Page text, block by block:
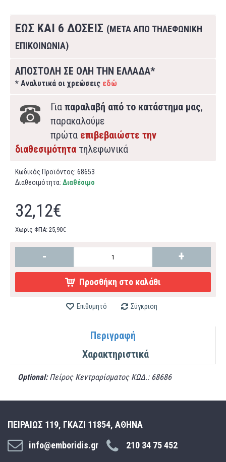
ΕΩΣ ΚΑΙ 6 ΔΟΣΕΙΣ (ΜΕΤΑ ΑΠΟ ΤΗΛΕΦΩΝΙΚΗ
ΕΠΙΚΟΙΝΩΝΙΑ)
ΑΠΟΣΤΟΛΗ ΣΕ ΟΛΗ ΤΗΝ ΕΛΛΑΔΑ*
* Αναλυτικά οι χρεώσεις εδώ
Για παραλαβή από το κατάστημα μας,
παρακαλούμε
πρώτα επιβεβαιώστε την
διαθεσιμότητα τηλεφωνικά
Κωδικός Προϊόντος: 68653
Διαθεσιμότητα: Διαθέσιμο
32,12€
Χωρίς ΦΠΑ: 25,90€
- +
Προσθήκη στο καλάθι
Επιθυμητό Σύγκριση
Περιγραφή
Χαρακτηριστικά
Optional:Πείρος Κεντραρίσματος ΚΩΔ.: 68686
ΠΕΙΡΑΙΩΣ 119, ΓΚΑΖΙ 11854, ΑΘΗΝΑ
info@emboridis.gr
210 34 75 452